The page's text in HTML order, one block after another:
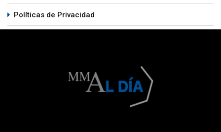
Políticas de Privacidad